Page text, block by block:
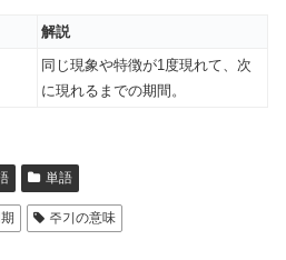
解説
同じ現象や特徴が1度現れて、次
に現れるまでの期間。
単語
주기の意味